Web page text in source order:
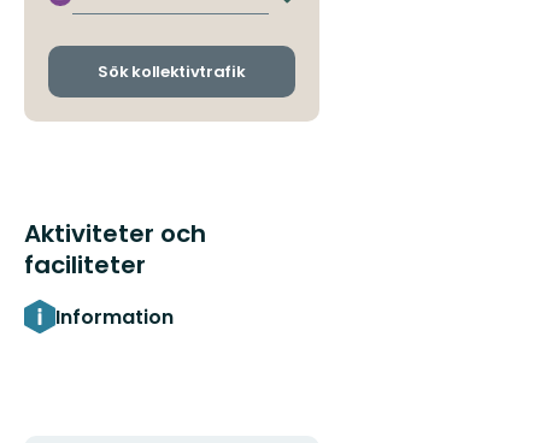
och
Sök kollektivtrafik
Aktiviteter och
faciliteter
Information